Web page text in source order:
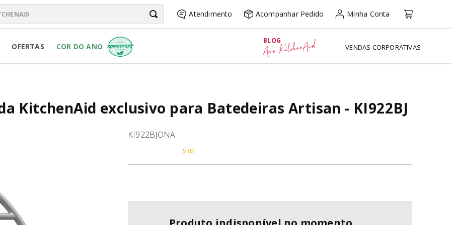
Atendimento Acompanhar Pedido Minha Conta
OFERTAS COR DO ANO
BLOG
Amo KitchenAid VENDAS CORPORATIVAS
KitchenAid exclusivo para Batedeiras Artisan - KI922BJ
KI922BJONA
5 (8)